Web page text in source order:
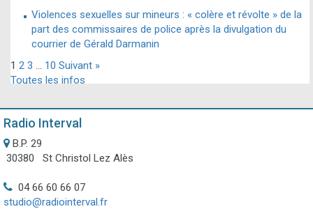
Violences sexuelles sur mineurs : « colère et révolte » de la
part des commissaires de police après la divulgation du
courrier de Gérald Darmanin
1 2 3 10 Suivant »
Toutes les infos
Radio Interval
B.P. 29
30380 St Christol Lez Alès
04 66 60 66 07
studio@radiointerval.fr